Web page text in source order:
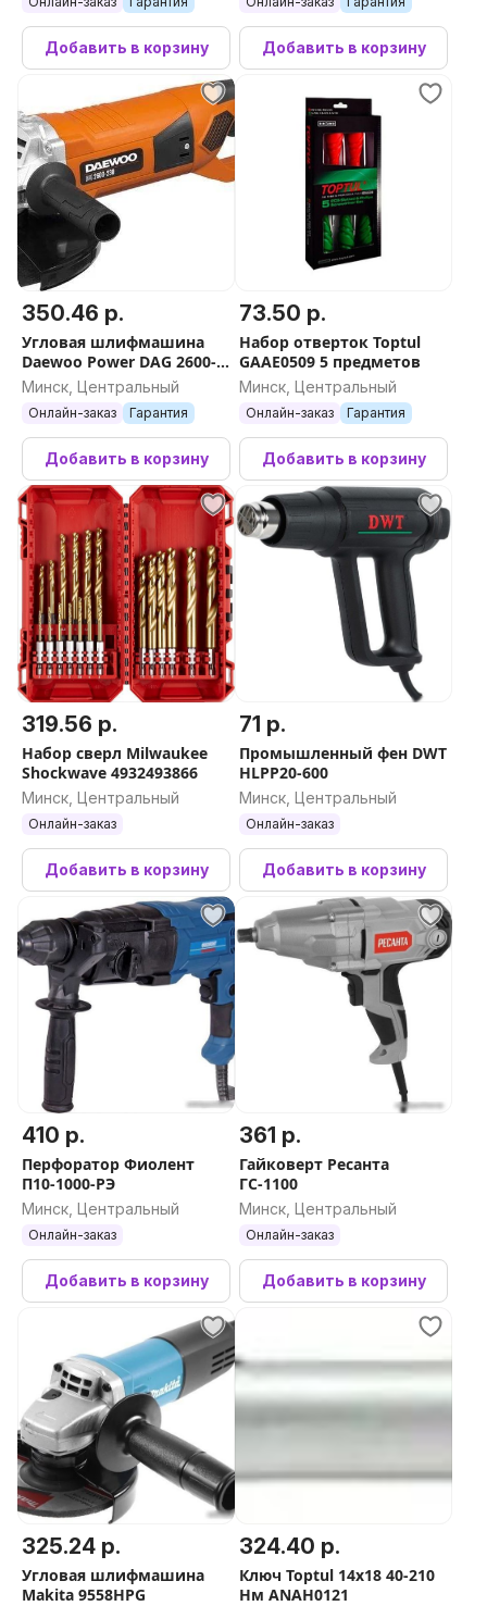
Добавить в корзину Добавить в корзину
350.46 р.
Угловая шлифмашина
Daewoo Power DAG 2600-
230
Минск, Центральный
Онлайн-заказ Гарантия
Добавить в корзину
73.50 р.
Набор отверток Toptul
GAAE0509 5 предметов
Минск, Центральный
Онлайн-заказ Гарантия
Добавить в корзину
319.56 р.
Набор сверл Milwaukee
Shockwave 4932493866
Минск, Центральный
Онлайн-заказ
Добавить в корзину
71 р.
Промышленный фен DWT
HLPP20-600
Минск, Центральный
Онлайн-заказ
Добавить в корзину
410 р.
Перфоратор Фиолент
П10-1000-РЭ
Минск, Центральный
Онлайн-заказ
Добавить в корзину
361 р.
Гайковерт Ресанта
ГС-1100
Минск, Центральный
Онлайн-заказ
Добавить в корзину
325.24 р.
Угловая шлифмашина
Makita 9558HPG
324.40 р.
Ключ Toptul 14x18 40-210
Нм ANAH0121